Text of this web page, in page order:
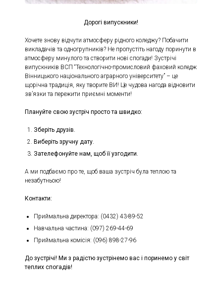
Дорогі випускники!
Хочете знову відчути атмосферу рідного коледжу? Побачити
викладачів та одногрупників? Не пропустіть нагоду поринути в
атмосферу минулого та створити нові спогади! Зустрічі
випускників ВСП “Технологічно-промисловий фаховий коледж
Вінницького національного аграрного університету” – це
щорічна традиція, яку творите ВИ! Це чудова нагода відновити
зв’язки та пережити приємні моменти!
Плануйте свою зустріч просто та швидко:
Зберіть друзів.
Виберіть зручну дату.
Зателефонуйте нам, щоб її узгодити.
А ми подбаємо про те, щоб ваша зустріч була теплою та
незабутньою!
Контакти:
Приймальна директора: (0432) 43-89-52
Навчальна частина: (097) 269-44-69
Приймальна комісія: (096) 898-27-96
До зустрічі! Ми з радістю зустрінемо вас і поринемо у світ
теплих спогадів!